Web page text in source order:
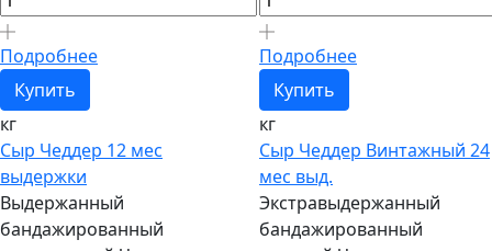
Подробнее
Купить
кг
Подробнее
Купить
кг
Сыр Чеддер 12 мес
выдержки
Выдержанный
бандажированный
Сыр Чеддер Винтажный 24
мес выд.
Экстравыдержанный
бандажированный